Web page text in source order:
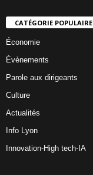
CATÉGORIE POPULAIRE
Économie
Évènements
Parole aux dirigeants
Culture
Actualités
Info Lyon
Innovation-High tech-IA